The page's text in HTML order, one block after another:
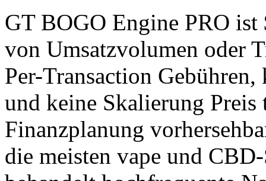
GT BOGO Engine PRO
von Umsatzvolumen oder
Per-Transaction
und keine Skalierung
Finanzplanung
die meisten vape und